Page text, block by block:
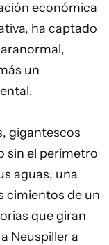
económica
ha captado
un
gigantescos
sin el perímetro
aguas, una
cimientos de un
que giran
Neuspiller a